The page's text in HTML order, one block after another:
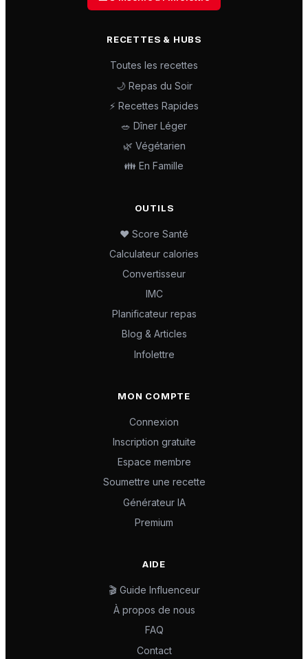
RECETTES & HUBS
Toutes les recettes
🌙 Repas du Soir
⚡ Recettes Rapides
🥗 Dîner Léger
🌿 Végétarien
👪 En Famille
OUTILS
❤️ Score Santé
Calculateur calories
Convertisseur
IMC
Planificateur repas
Blog & Articles
Infolettre
MON COMPTE
Connexion
Inscription gratuite
Espace membre
Soumettre une recette
Générateur IA
Premium
AIDE
🎬 Guide Influenceur
À propos de nous
FAQ
Contact